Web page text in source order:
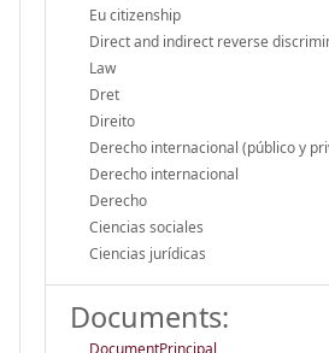
Eu citizenship
Direct and indirect reverse
Law
Dret
Direito
Derecho internacional (público y
Derecho internacional
Derecho
Ciencias sociales
Ciencias jurídicas
Documents:
DocumentPrincipal